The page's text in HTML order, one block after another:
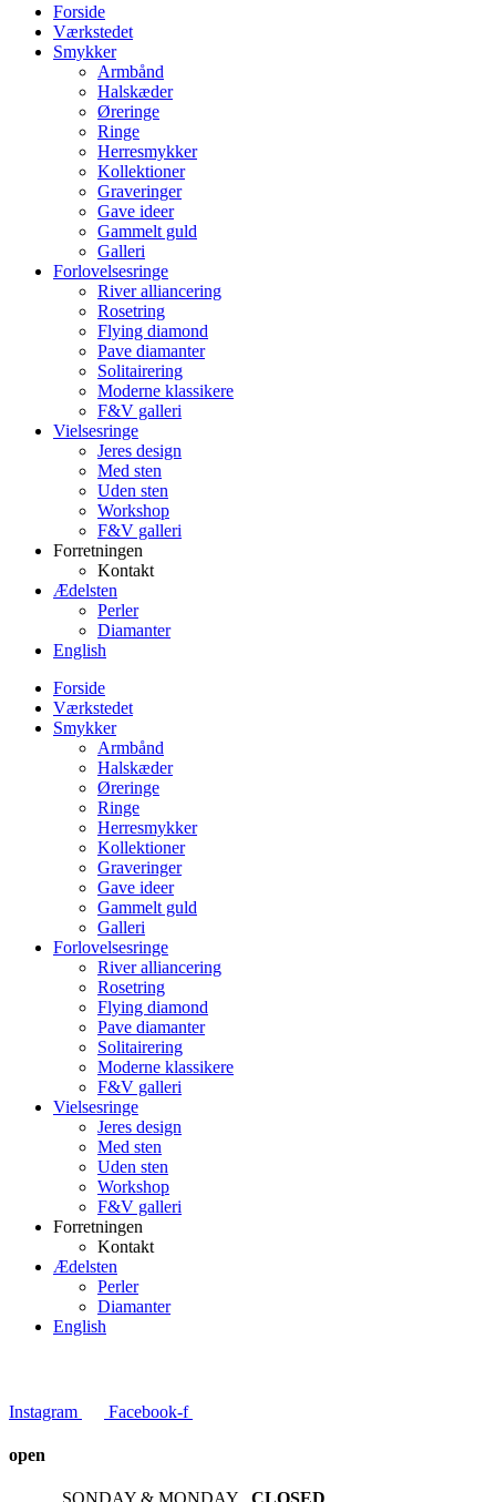
Forside
Værkstedet
Smykker
Armbånd
Halskæder
Øreringe
Ringe
Herresmykker
Kollektioner
Graveringer
Gave ideer
Gammelt guld
Galleri
Forlovelsesringe
River alliancering
Rosetring
Flying diamond
Pave diamanter
Solitairering
Moderne klassikere
F&V galleri
Vielsesringe
Jeres design
Med sten
Uden sten
Workshop
F&V galleri
Forretningen
Kontakt
Ædelsten
Perler
Diamanter
English
Forside
Værkstedet
Smykker
Armbånd
Halskæder
Øreringe
Ringe
Herresmykker
Kollektioner
Graveringer
Gave ideer
Gammelt guld
Galleri
Forlovelsesringe
River alliancering
Rosetring
Flying diamond
Pave diamanter
Solitairering
Moderne klassikere
F&V galleri
Vielsesringe
Jeres design
Med sten
Uden sten
Workshop
F&V galleri
Forretningen
Kontakt
Ædelsten
Perler
Diamanter
English
Instagram Facebook-f
open